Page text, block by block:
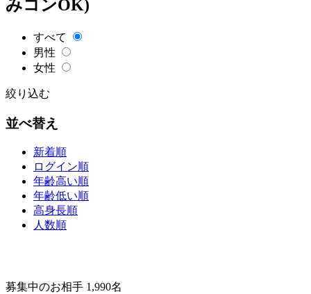
みコンOK)
すべて
男性
女性
絞り込む
並べ替え
新着順
ログイン順
年齢高い順
年齢低い順
高身長順
人数順
募集中のお相手 1,990名